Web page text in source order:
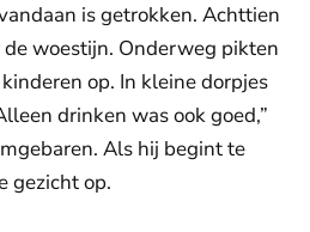
is getrokken. Achttien
woestijn. Onderweg pikten
op. In kleine dorpjes
drinken was ook goed,”
Als hij begint te
gezicht op.